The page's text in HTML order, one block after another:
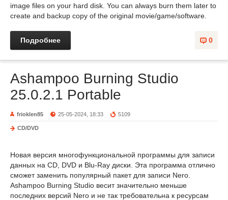
image files on your hard disk. You can always burn them later to
create and backup copy of the original movie/game/software.
0
Подробнее
Ashampoo Burning Studio
25.0.2.1 Portable
frioklen85 25-05-2024, 18:33 5109
CD/DVD
Новая версия многофункциональной программы для записи
данных на CD, DVD и Blu-Ray диски. Эта программа отлично
сможет заменить популярный пакет для записи Nero.
Ashampoo Burning Studio весит значительно меньше
последних версий Nero и не так требовательна к ресурсам